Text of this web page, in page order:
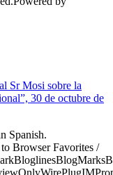
Sr Mosi sobre la
30 de octubre de
Spanish.
Browser Favorites /